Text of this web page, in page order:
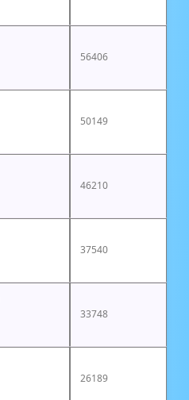
56406
50149
46210
37540
33748
26189